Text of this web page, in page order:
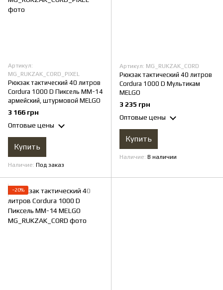
Артикул:
MG_RUKZAK_CORD_PIXEL
Рюкзак тактический 40 литров
Cordura 1000 D Пиксель ММ-14
армейский, штурмовой MELGO
3 166 грн
Оптовые цены
Купить
Наличие Под заказ
Артикул: MG_RUKZAK_CORD
Рюкзак тактический 40 литров
Cordura 1000 D Мультикам
MELGO
3 235 грн
Оптовые цены
Купить
Наличие В наличии
−20%